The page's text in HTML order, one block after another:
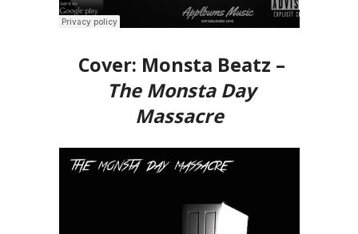
Cover: Monsta Beatz –
The Monsta Day
Massacre